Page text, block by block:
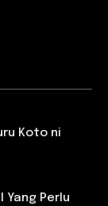
Koto ni
Yang Perlu